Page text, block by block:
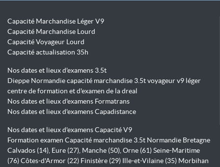
Capacité Marchandise Léger V9
Capacité Marchandise Lourd
Capacité Voyageur Lourd
Capacité actualisation 35h
Nos dates et lieux d'examens 3.5t
Dieppe Normandie capacité marchandise 3.5t voyageur v9 léger
centre de formation et d'examen de la dreal
Nos dates et lieux d'examens Formatrans
Nos dates et lieux d'examens Capadistance
Nos dates et lieux d'examens Capacité V9
Formation examen Capacité marchandise 3.5t Normandie Bretagne
Calvados (14), Eure (27), Manche (50), Orne (61) Seine-Maritime
(76) Côtes-d'Armor (22) Finistère (29) Ille-et-Vilaine (35) Morbihan